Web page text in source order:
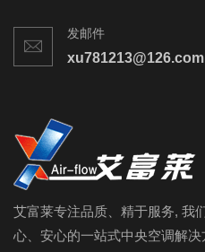
发邮件
xu781213@126.com
艾富莱专注品质、精于服务, 我
心、安心的一站式中央空调解决